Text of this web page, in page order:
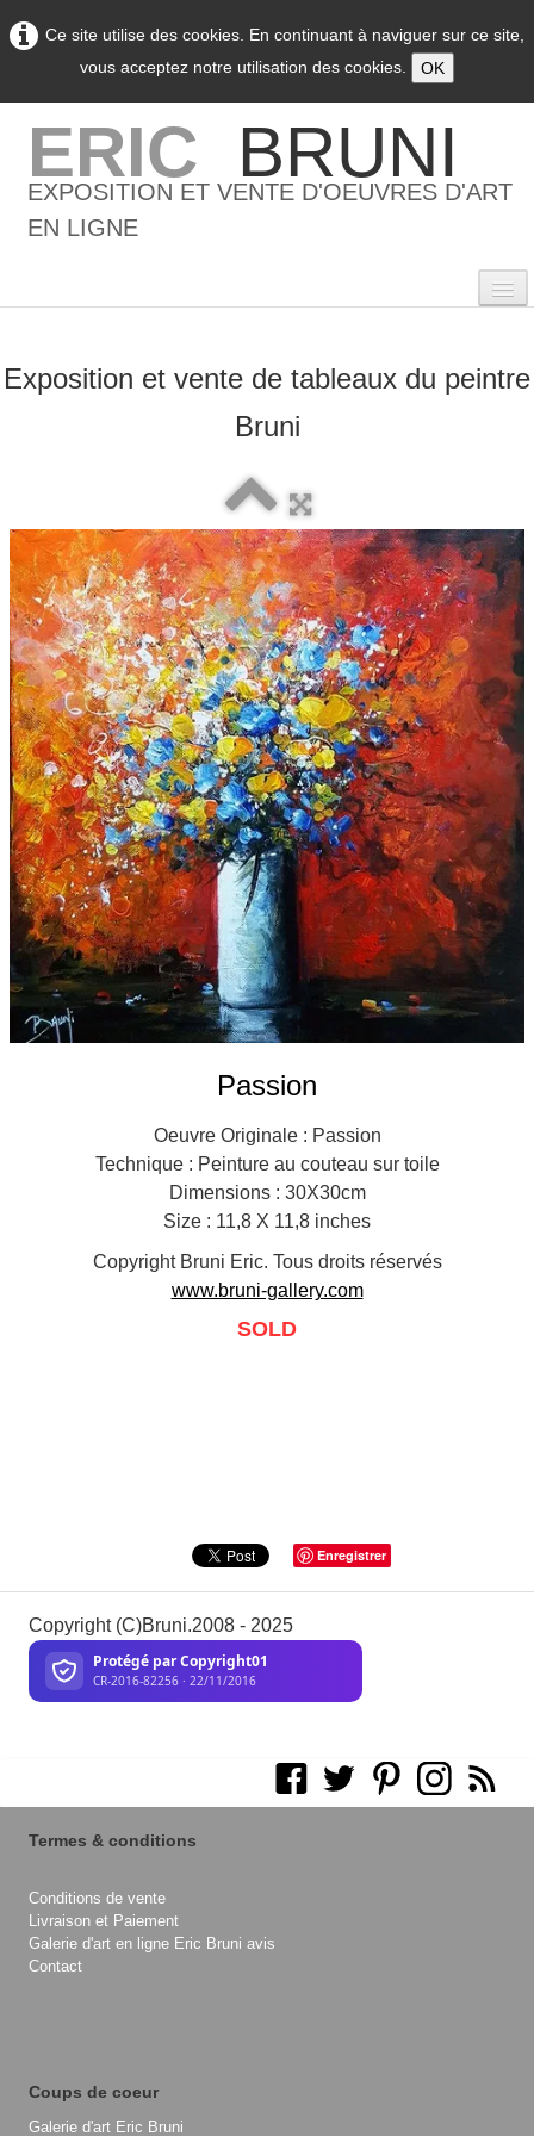
Ce site utilise des cookies. En continuant à naviguer sur ce site,
vous acceptez notre utilisation des cookies.
OK
ERIC BRUNI
EXPOSITION ET VENTE D'OEUVRES D'ART
EN LIGNE
0
Galeries▼
Vente▼
Boutique
Contact
Newsletter
BLOG
Français
Exposition et vente de tableaux du peintre
Bruni
Passion
Oeuvre Originale : Passion
Technique : Peinture au couteau sur toile
Dimensions : 30X30cm
Size : 11,8 X 11,8 inches
Copyright Bruni Eric. Tous droits réservés
www.bruni-gallery.com
SOLD
Enregistrer
Copyright (C)Bruni.2008 - 2025
Termes & conditions
Conditions de vente
Livraison et Paiement
Galerie d'art en ligne Eric Bruni avis
Contact
Coups de coeur
Galerie d'art Eric Bruni